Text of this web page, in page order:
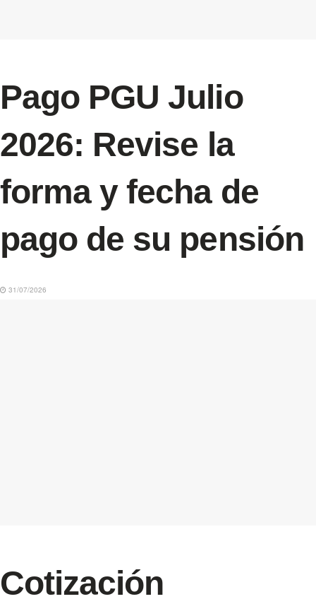
Pago PGU Julio
2026: Revise la
forma y fecha de
pago de su pensión
31/07/2026
Cotización